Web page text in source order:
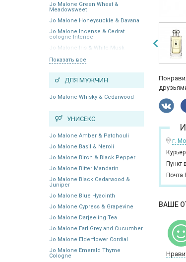
Jo Malone Green Wheat &
Meadowsweet
Jo Malone Honeysuckle & Davana
Jo Malone Incense & Cedrat
cologne Intence
Jo Malone Iris & White Musk
Показать все
ДЛЯ МУЖЧИН
Jo Malone Whisky & Cedarwood
УНИСЕКС
Jo Malone Amber & Patchouli
Jo Malone Basil & Neroli
Jo Malone Birch & Black Pepper
Jo Malone Bitter Mandarin
Jo Malone Black Cedarwood &
Juniper
Jo Malone Blue Hyacinth
Jo Malone Cypress & Grapevine
Jo Malone Darjeeling Tea
Jo Malone Earl Grey and Cucumber
Jo Malone Elderflower Cordial
Jo Malone Emerald Thyme
Cologne
г.
Курьер
Пункт
Почта
ВАШЕ